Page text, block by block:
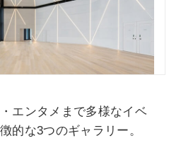
COMPANY
エンタメまで多様なイベ
的な3つのギャラリー。